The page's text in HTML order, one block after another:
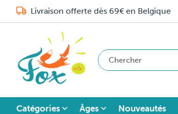
Livraison offerte dès 69€ en Belgique
Catégories Âges Nouveautés